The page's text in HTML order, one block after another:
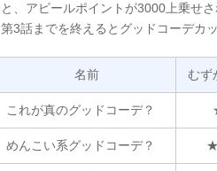
と、アピールポイントが3000上乗せ
第3話までを終えるとグッドコーデカ
名前 むず
これが真のグッドコーデ？
めんこい系グッドコーデ？